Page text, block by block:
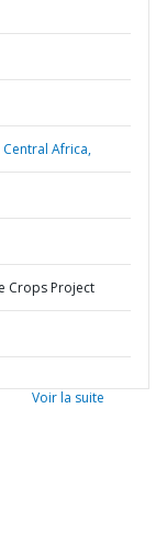
Africa,
Crops Project
Voir la suite